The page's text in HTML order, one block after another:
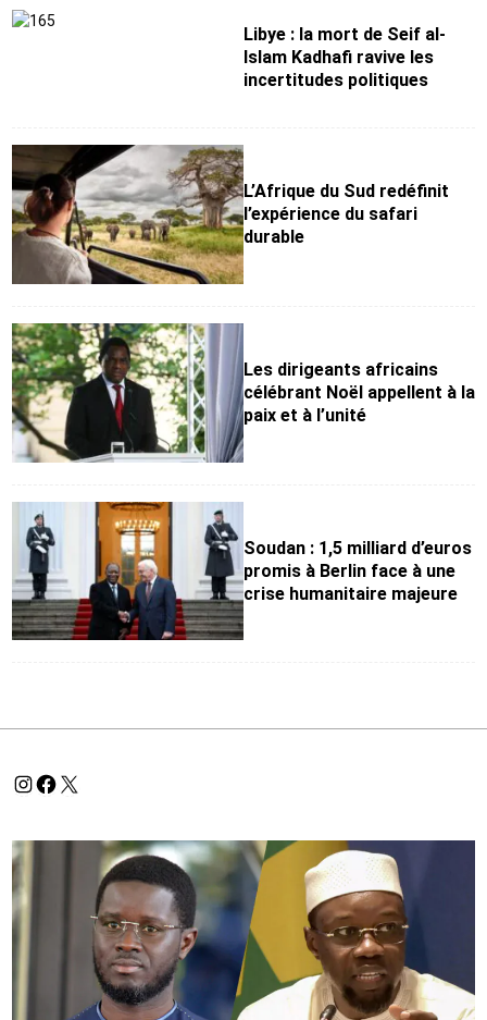
Libye : la mort de Seif al-
Islam Kadhafi ravive les
incertitudes politiques
L’Afrique du Sud redéfinit
l’expérience du safari
durable
Les dirigeants africains
célébrant Noël appellent à la
paix et à l’unité
Soudan : 1,5 milliard d’euros
promis à Berlin face à une
crise humanitaire majeure